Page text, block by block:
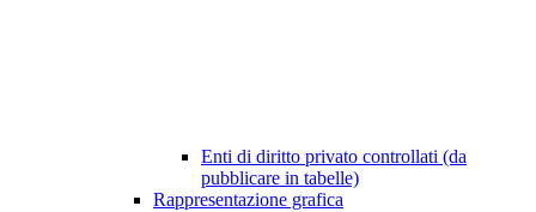
Enti di diritto privato controllati (da
pubblicare in tabelle)
Rappresentazione grafica